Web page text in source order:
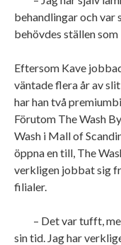
behandlingar och var
behövdes ställen
Eftersom Kave
väntade flera år av
har han två
Förutom The Wash
Wash i Mall of
öppna en till, The
verkligen jobbat sig
filialer.
– Det var tufft,
sin tid. Jag har